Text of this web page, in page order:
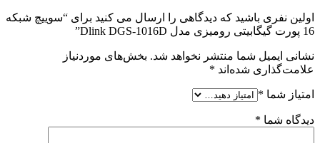
اولین نفری باشید که دیدگاهی را ارسال می کنید برای “سوییچ شبکه
16 پورت گیگابیتی رومیزی مدل Dlink DGS-1016D”
نشانی ایمیل شما منتشر نخواهد شد. بخش‌های موردنیاز
علامت‌گذاری شده‌اند *
امتیاز شما *
دیدگاه شما *